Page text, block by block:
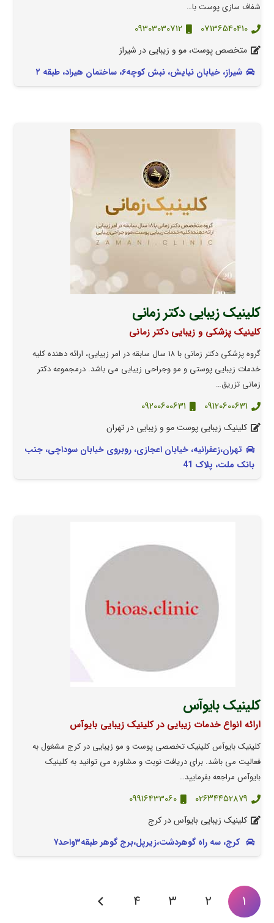
شفاف سازی پوست با…
07136540410
09303030712
متخصص پوست، مو و زیبایی در شیراز
شیراز، خیابان نیایش، نبش کوچه۶، ساختمان هیراد، طبقه ۲
کلینیک زیبایی دکتر زمانی
کلینیک پزشکی و زیبایی دکتر زمانی
گروه پزشکی دکتر زمانی با ۱۸ سال سابقه در امر زیبایی، ارائه دهنده کلیه
خدمات زیبایی پوستی و مو وجراحی زیبایی می باشد. درمجموعه دکتر
زمانی تزریق…
09120600631
09200600631
کلینیک زیبایی پوست مو و زیبایی در تهران
تهران،زعفرانیه، خیابان اعجازی، روبروی خیابان سوداچی، جنب
بانک ملت، پلاک 41
کلینیک بایوآس
ارائه انواع خدمات زیبایی در کلینیک زیبایی بایوآس
کلینیک بایوآس کلینیک تخصصی پوست و مو زیبایی در کرج مشغول به
فعالیت می باشد. برای دریافت نوبت و مشاوره می توانید به کلینیک
بایوآس مراجعه بفرمایید…
۰۲۶۳۴۴۵۲۸۷۹ 09916433060
کلینیک زیبایی بایوآس در کرج
کرج، سه راه گوهردشت،زیرپل،برج گوهر طبقه۳واحد۷
1
2
3
4